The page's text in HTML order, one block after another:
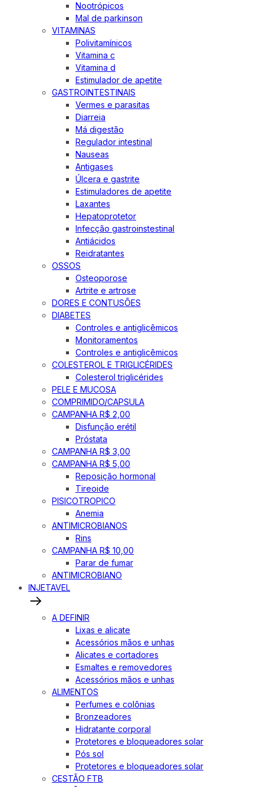
Nootrópicos
Mal de parkinson
VITAMINAS
Polivitamínicos
Vitamina c
Vitamina d
Estimulador de apetite
GASTROINTESTINAIS
Vermes e parasitas
Diarreia
Má digestão
Regulador intestinal
Nauseas
Antigases
Úlcera e gastrite
Estimuladores de apetite
Laxantes
Hepatoprotetor
Infecção gastroinstestinal
Antiácidos
Reidratantes
OSSOS
Osteoporose
Artrite e artrose
DORES E CONTUSÕES
DIABETES
Controles e antiglicêmicos
Monitoramentos
Controles e antiglicêmicos
COLESTEROL E TRIGLICÉRIDES
Colesterol triglicérides
PELE E MUCOSA
COMPRIMIDO/CAPSULA
CAMPANHA R$ 2,00
Disfunção erétil
Próstata
CAMPANHA R$ 3,00
CAMPANHA R$ 5,00
Reposição hormonal
Tireoide
PISICOTROPICO
Anemia
ANTIMICROBIANOS
Rins
CAMPANHA R$ 10,00
Parar de fumar
ANTIMICROBIANO
INJETAVEL
A DEFINIR
Lixas e alicate
Acessórios mãos e unhas
Alicates e cortadores
Esmaltes e removedores
Acessórios mãos e unhas
ALIMENTOS
Perfumes e colônias
Bronzeadores
Hidratante corporal
Protetores e bloqueadores solar
Pós sol
Protetores e bloqueadores solar
CESTÃO FTB